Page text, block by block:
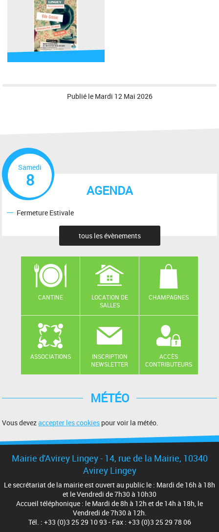
Publié le Mardi 12 Mai 2026
AGENDA
Samedi
8
Fermeture Estivale
tous les évènements
CANTINE
LOCATION DE
SALLES
CHAMPAGNES
ASSOCIATIONS
INSCRIPTION
NEWSLETTER
ACCÈS
CONTRIBUTEURS
MÉTÉO
Vous devezaccepter les cookies pour voir la météo.
Mairie d'Avirey Lingey - 14, rue de la Mairie, 10340
Avirey Lingey
Le secrétariat de la mairie est ouvert au public le : Mardi de 16h à 18h
et le Vendredi de 7h30 à 10h30
Accueil téléphonique : le Mardi de 8h à 12h et de 14h à 18h, le
Vendredi de 7h30 à 12h.
Tél. : +33 (0)3 25 29 10 93 - Fax : +33 (0)3 25 29 78 06